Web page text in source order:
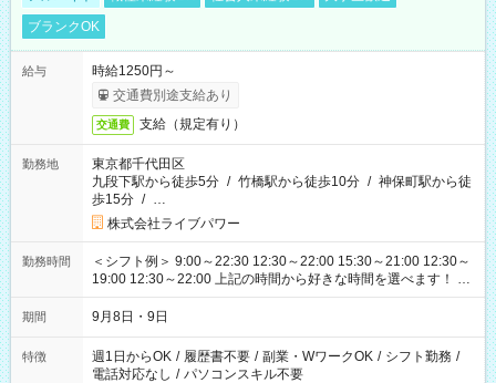
ブランクOK
給与
時給1250円～
交通費別途支給あり
交通費 支給（規定有り）
勤務地
東京都千代田区
九段下駅から徒歩5分 / 竹橋駅から徒歩10分 / 神保町駅から徒
歩15分 / …
株式会社ライブパワー
勤務時間
＜シフト例＞ 9:00～22:30 12:30～22:00 15:30～21:00 12:30～
19:00 12:30～22:00 上記の時間から好きな時間を選べます！ ※
時間は変更となる可能性があります
期間 9月8日・9日
特徴 週1日からOK / 履歴書不要 / 副業・WワークOK / シフト勤務 /
電話対応なし / パソコンスキル不要